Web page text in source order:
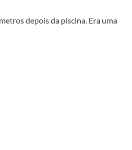
depois da piscina. Era uma